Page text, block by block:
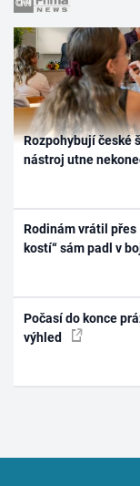
Rozpohybují české
nástroj utne
Rodinám vrátil přes
kostí“ sám padl v
Počasí do konce
výhled